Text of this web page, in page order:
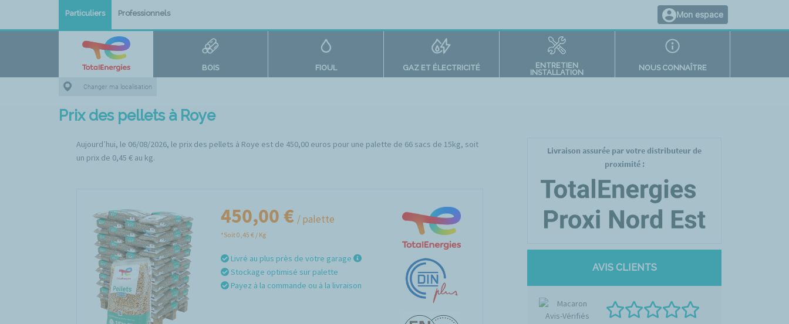
Particuliers Professionnels Mon espace
BOIS FIOUL GAZ ET ÉLECTRICITÉ
ENTRETIEN
INSTALLATION
NOUS CONNAÎTRE
Changer ma localisation
Prix des pellets à Roye
Aujourd’hui, le 06/08/2026, le prix des pellets à Roye est de 450,00 euros pour une palette de 66 sacs de 15kg, soit
un prix de 0,45 € au kg.
450,00 € / palette
*Soit 0,45 € / Kg
Livré au plus près de votre garage
Stockage optimisé sur palette
Payez à la commande ou à la livraison
Livraison assurée par votre distributeur de
proximité :
AVIS CLIENTS